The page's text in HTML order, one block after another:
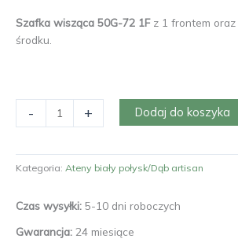
Szafka wisząca 50G-72 1F z 1 frontem oraz
środku.
-
Szafka
50G-
72
+ Dodaj do koszyka
Kategoria: Ateny biały połysk/Dąb artisan
Czas wysyłki: 5-10 dni roboczych
Gwarancja: 24 miesiące